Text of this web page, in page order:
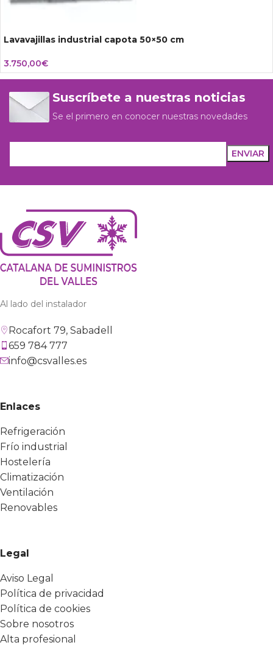
Lavavajillas industrial capota 50×50 cm
3.750,00€
Suscríbete a nuestras noticias
Se el primero en conocer nuestras novedades
Al lado del instalador
Rocafort 79, Sabadell
659 784 777
info@csvalles.es
Enlaces
Refrigeración
Frío industrial
Hostelería
Climatización
Ventilación
Renovables
Legal
Aviso Legal
Política de privacidad
Política de cookies
Sobre nosotros
Alta profesional